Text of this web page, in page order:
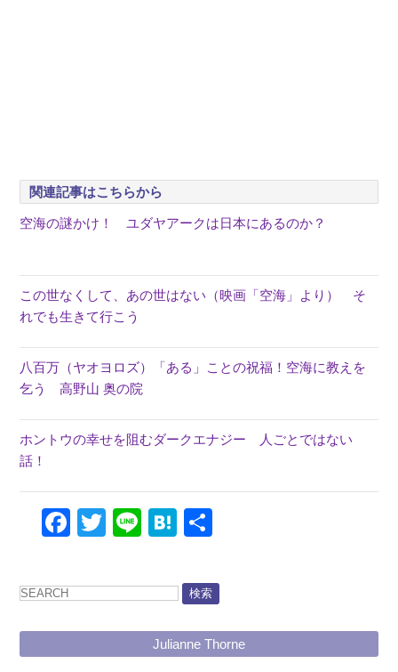
関連記事はこちらから
空海の謎かけ！ ユダヤアークは日本にあるのか？
この世なくして、あの世はない（映画「空海」より） そ
れでも生きて行こう
八百万（ヤオヨロズ）「ある」ことの祝福！空海に教えを
乞う 高野山 奥の院
ホントウの幸せを阻むダークエナジー 人ごとではない
話！
Facebook
Twitter
LineHatena
検索
Julianne Thorne